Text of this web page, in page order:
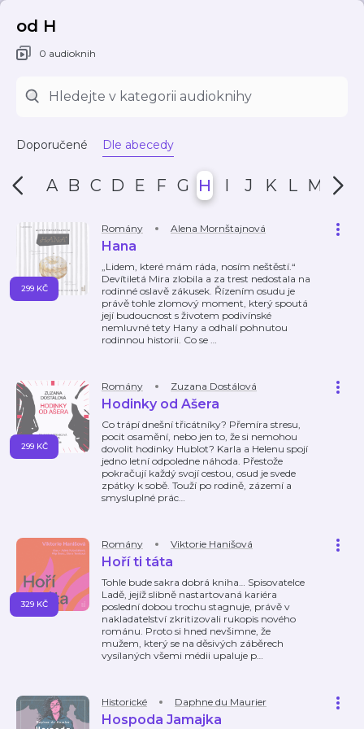
od H
0 audioknih
Doporučené Dle abecedy
A B C D E F G H I J K L M N
Romány Alena Mornštajnová
Hana
„Lidem, které mám ráda, nosím neštěstí.“
Devítiletá Mira zlobila a za trest nedostala na
rodinné oslavě zákusek. Řízením osudu je
právě tohle zlomový moment, který spoutá
její budoucnost s životem podivínské
nemluvné tety Hany a odhalí pohnutou
rodinnou historii. Co se …
299 KČ
Romány Zuzana Dostálová
Hodinky od Ašera
Co trápí dnešní třicátníky? Přemíra stresu,
pocit osamění, nebo jen to, že si nemohou
dovolit hodinky Hublot? Karla a Helenu spojí
jedno letní odpoledne náhoda. Přestože
pokračují každý svojí cestou, osud je svede
zpátky k sobě. Touží po rodině, zázemí a
smysluplné prác…
299 KČ
Romány Viktorie Hanišová
Hoří ti táta
Tohle bude sakra dobrá kniha… Spisovatelce
Ladě, jejíž slibně nastartovaná kariéra
poslední dobou trochu stagnuje, právě v
nakladatelství zkritizovali rukopis nového
románu. Proto si hned nevšimne, že
mužem, který se na děsivých záběrech
vysílaných všemi médii upaluje p…
329 KČ
Historické Daphne du Maurier
Hospoda Jamajka